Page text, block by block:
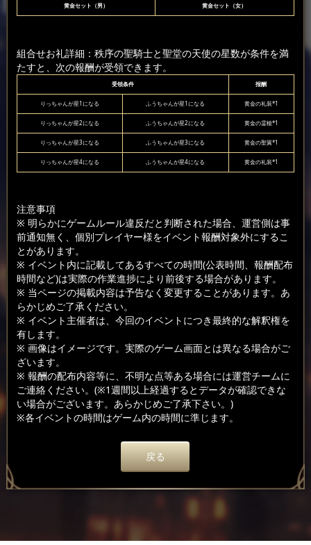
黄金セット（男） 黄金セット（女）
組合せお礼詳細：秩序の聖騎士と聖堂の天使の星数が条件を満
たすと、次の報酬が受領できます。
受領条件 报酬
りっちゃんが星1になる ふうちゃんが星1になる 黄金の礼装*1
りっちゃんが星2になる ふうちゃんが星2になる 黄金の霊槍*1
りっちゃんが星3になる ふうちゃんが星3になる 黄金の聖翼*1
りっちゃんが星4になる ふうちゃんが星4になる 黄金の礼装*1
注意事項
※ 明らかにゲームルール違反だと判断された場合、運営側は事
前通知無く、個別プレイヤー様をイベント報酬対象外にするこ
とがあります。
※ イベント内に記載してあるすべての時間(公表時間、報酬配布
時間など)は実際の作業進捗により前後する場合があります。
※ 当ページの掲載内容は予告なく変更することがあります。あ
らかじめご了承ください。
※ イベント主催者は、今回のイベントにつき最終的な解釈権を
有します。
※ 画像はイメージです。実際のゲーム画面とは異なる場合がご
ざいます。
※ 報酬の配布内容等に、不明な点等ある場合には運営チームに
ご連絡ください。(※1週間以上経過するとデータが確認できな
い場合がございます。あらかじめご了承下さい。)
※各イベントの時間はゲーム内の時間に準じます。
戻る